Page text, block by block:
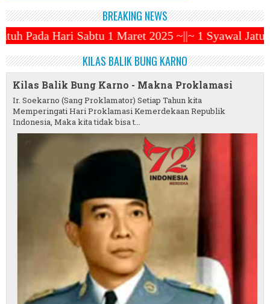
BREAKING NEWS
2025 ~||~ 1 Syawal Jatuh Pada Tanggal
KILAS BALIK BUNG KARNO
Kilas Balik Bung Karno - Makna Proklamasi
Ir. Soekarno (Sang Proklamator) Setiap Tahun kita
Memperingati Hari Proklamasi Kemerdekaan Republik
Indonesia, Maka kita tidak bisa t...